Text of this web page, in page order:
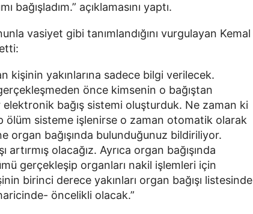
bağışladım.” açıklamasını yaptı.
vasiyet gibi tanımlandığını vurgulayan Kemal
kişinin yakınlarına sadece bilgi verilecek.
önce kimsenin o bağıştan
elektronik bağış sistemi oluşturduk. Ne zaman ki
ölüm sisteme işlenirse o zaman otomatik olarak
organ bağışında bulunduğunuz bildiriliyor.
artırmış olacağız. Ayrıca organ bağışında
gerçekleşip organları nakil işlemleri için
birinci derece yakınları organ bağışı listesinde
öncelikli olacak.”